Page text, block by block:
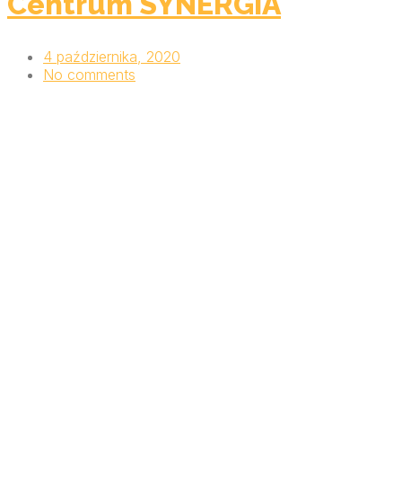
4 października, 2020
No comments